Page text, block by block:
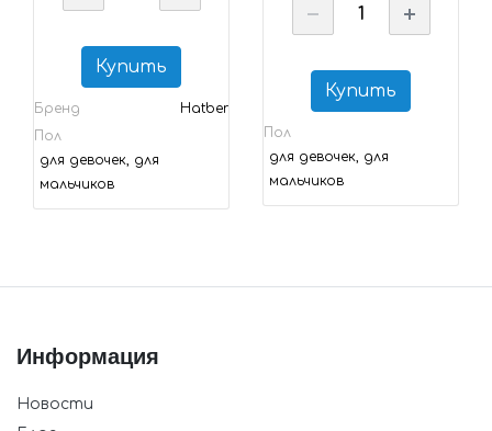
Купить
Бренд
Hatber
Пол
для девочек, для
мальчиков
Купить
Пол
для девочек, для
мальчиков
Информация
Новости